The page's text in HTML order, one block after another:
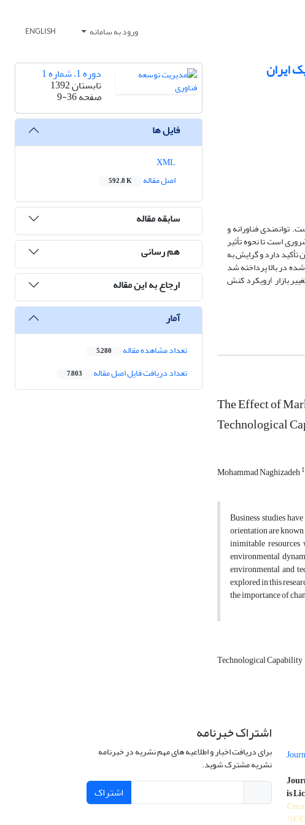
ورود به سامانه ENGLISH
ایران
توانمندی فناورانه و
است تا نحوه تأثیر
سرعت تغییرات آن تأکید دارد و گرایش به
در بالا پرداخته شد
بازار )رویکرد کنش
The Effect of
Technological
Mohammad Naghizadeh1
Business studies
orientation are known
inimitable
environmental
environmental and
explored in this
the importance of
Technological Capability
دوره 1، شماره 1
تابستان 1392
صفحه9-36
فایل ها
اصل مقاله
592.8 K
سابقه مقاله
هم رسانی
ارجاع به این مقاله
آمار
تعداد مشاهده مقاله 5,280
تعداد دریافت فایل اصل مقاله 7,803
is
اشتراک خبرنامه
برای دریافت اخبار و اطلاعیه های مهم نشریه در خبرنامه
نشریه مشترک شوید.
اشتراک